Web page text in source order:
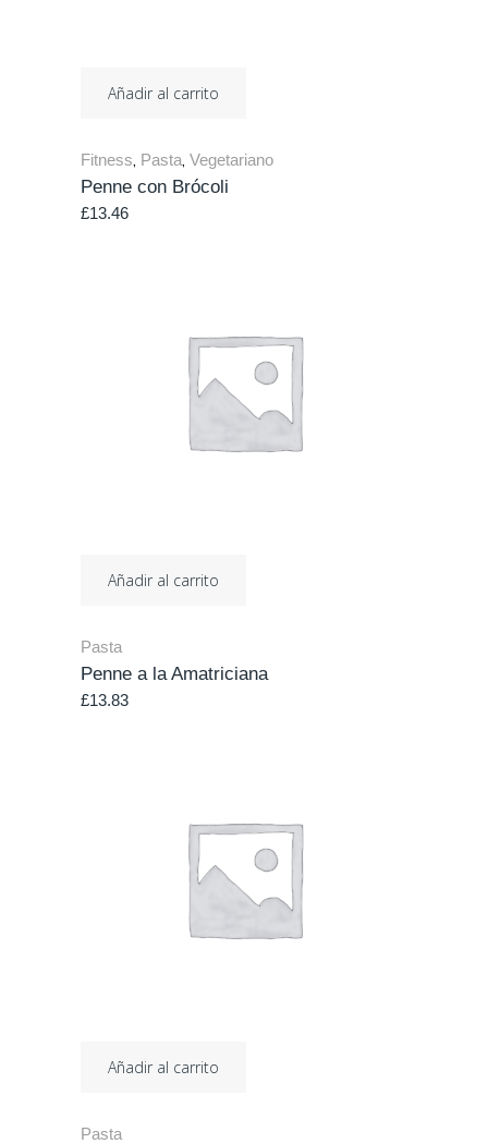
Añadir al carrito
Fitness, Pasta, Vegetariano
Penne con Brócoli
£13.46
Añadir al carrito
Pasta
Penne a la Amatriciana
£13.83
Añadir al carrito
Pasta